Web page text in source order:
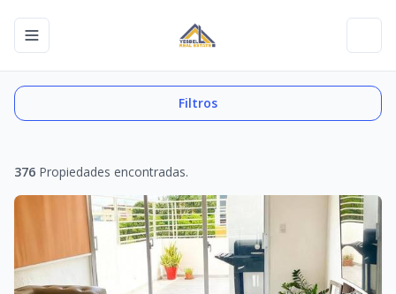
Toggle navigation menu
Filtros
376 Propiedades encontradas.